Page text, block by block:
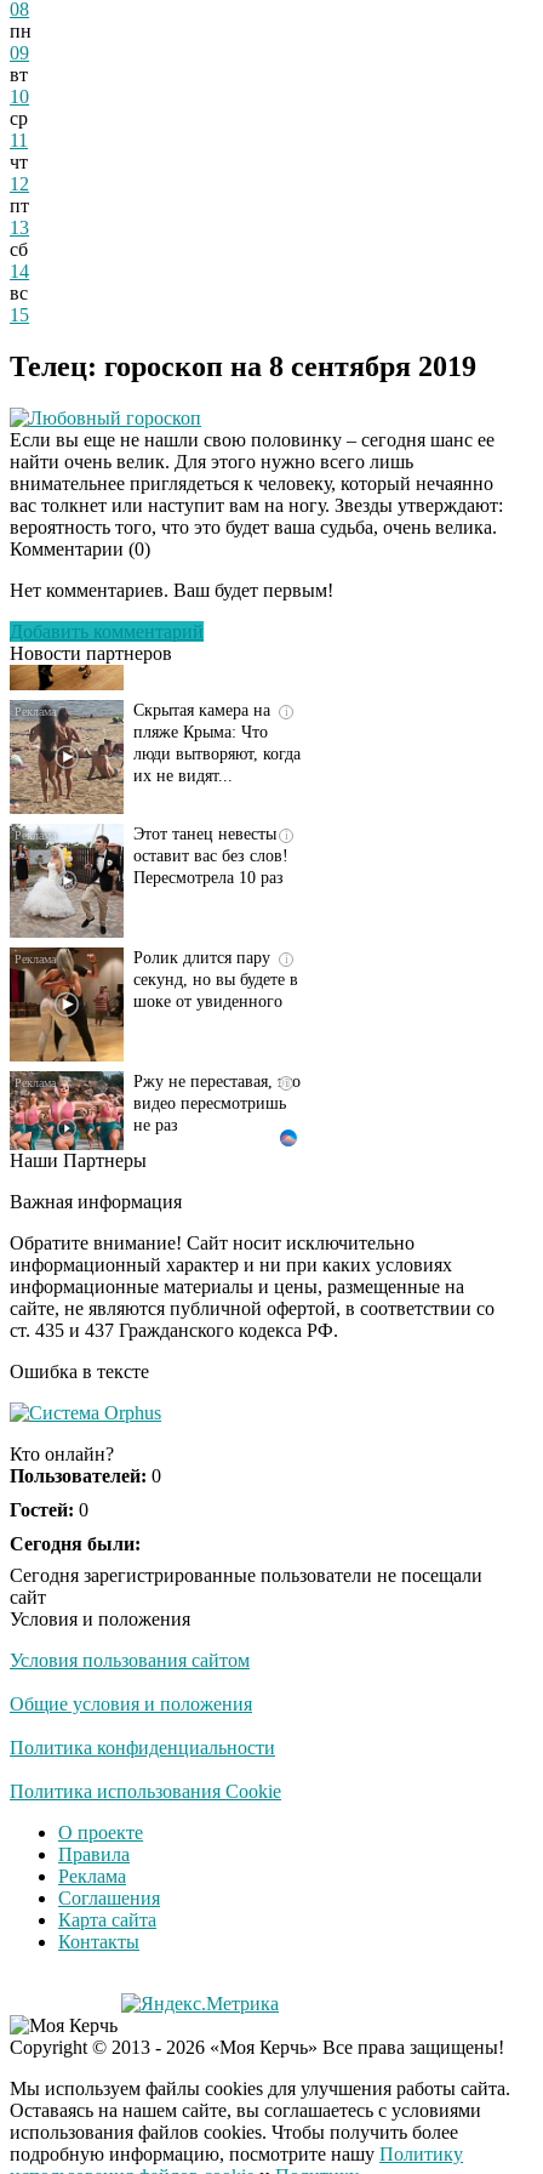
08
пн
09
вт
10
ср
11
чт
12
пт
13
сб
14
вс
15
Телец: гороскоп на 8 сентября 2019
Любовный гороскоп
Если вы еще не нашли свою половинку – сегодня шанс ее
найти очень велик. Для этого нужно всего лишь
внимательнее приглядеться к человеку, который нечаянно
вас толкнет или наступит вам на ногу. Звезды утверждают:
вероятность того, что это будет ваша судьба, очень велика.
Комментарии (0)
Нет комментариев. Ваш будет первым!
Добавить комментарий
Новости партнеров
Ролик длится
смеяться вы будете
долго
люди вытворяют, когда
их не видят...
Пересмотрела 10 раз
шоке от увиденного
не раз
Ролик из Омска: вы
i
Королева вагона
отожгла! Видео не
оставит равнодушным
Наши Партнеры
Важная информация
Обратите внимание! Сайт носит исключительно
информационный характер и ни при каких условиях
информационные материалы и цены, размещенные на
сайте, не являются публичной офертой, в соответствии со
ст. 435 и 437 Гражданского кодекса РФ.
Ошибка в тексте
Кто онлайн?
Пользователей: 0
Гостей: 0
Сегодня были:
Сегодня зарегистрированные пользователи не посещали
сайт
Условия и положения
Условия пользования сайтом
Общие условия и положения
Политика конфиденциальности
Политика использования Cookie
О проекте
Правила
Реклама
Соглашения
Карта сайта
Контакты
Copyright © 2013 - 2026 «Моя Керчь» Все права защищены!
Мы используем файлы cookies для улучшения работы сайта.
Оставаясь на нашем сайте, вы соглашаетесь с условиями
использования файлов cookies. Чтобы получить более
подробную информацию, посмотрите нашу Политику